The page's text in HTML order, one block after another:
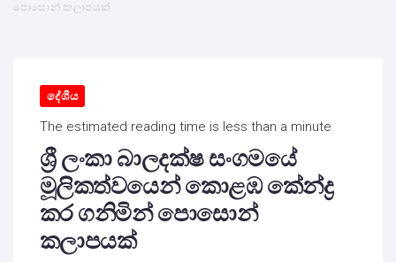
පොසොන් කලාපයක්
දේශීය
The estimated reading time is less than a minute
ශ්‍රී ලංකා බාලදක්ෂ සංගමයේ
මූලිකත්වයෙන් කොළඹ කේන්ද්‍ර
කර ගනිමින් පොසොන්
කලාපයක්